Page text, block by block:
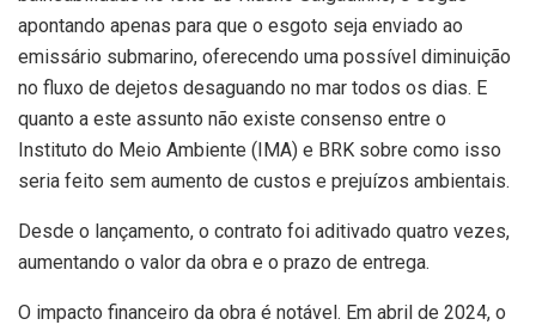
apontando apenas para que o esgoto seja enviado ao
emissário submarino, oferecendo uma possível diminuição
no fluxo de dejetos desaguando no mar todos os dias. E
quanto a este assunto não existe consenso entre o
Instituto do Meio Ambiente (IMA) e BRK sobre como isso
seria feito sem aumento de custos e prejuízos ambientais.
Desde o lançamento, o contrato foi aditivado quatro vezes,
aumentando o valor da obra e o prazo de entrega.
O impacto financeiro da obra é notável. Em abril de 2024, o